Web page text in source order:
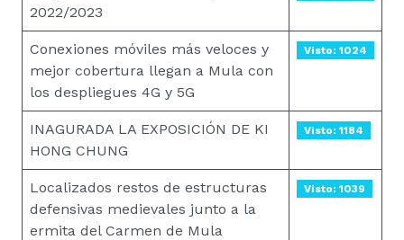
2022/2023
Conexiones móviles más veloces y
mejor cobertura llegan a Mula con
los despliegues 4G y 5G
Visto: 1024
INAGURADA LA EXPOSICIÓN DE KI
HONG CHUNG
Visto: 1184
Localizados restos de estructuras
defensivas medievales junto a la
ermita del Carmen de Mula
Visto: 1039